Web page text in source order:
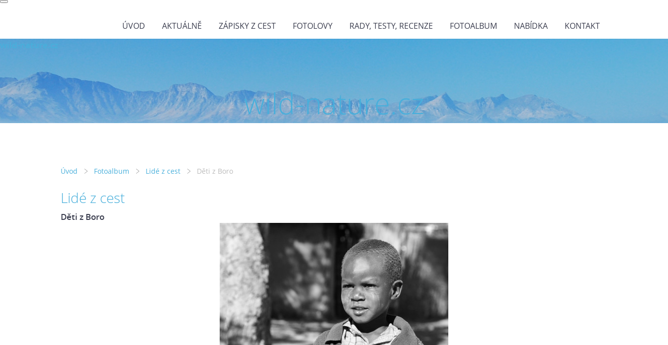
ÚVOD AKTUÁLNĚ ZÁPISKY Z CEST FOTOLOVY RADY, TESTY, RECENZE FOTOALBUM NABÍDKA KONTAKT
wild-nature.cz
Úvod Fotoalbum Lidé z cest Děti z Boro
Lidé z cest
Děti z Boro